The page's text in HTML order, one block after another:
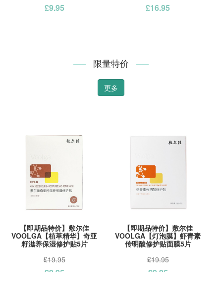
£9.95 £16.95
限量特价
更多
【即期品特价】敷尔佳
VOOLGA【植萃精华】奇亚
籽滋养保湿修护贴5片
£19.95
£9.95
【即期品特价】敷尔佳
VOOLGA【灯泡膜】虾青素
传明酸修护贴面膜5片
£19.95
£9.95